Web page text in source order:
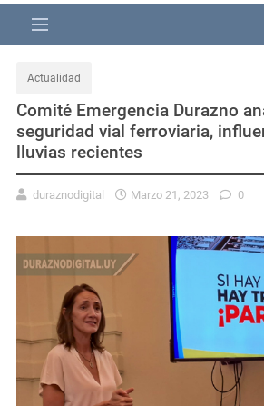
Actualidad
Comité Emergencia Durazno
seguridad vial ferroviaria,
lluvias recientes
duraznodigital Marzo 21, 2023 0